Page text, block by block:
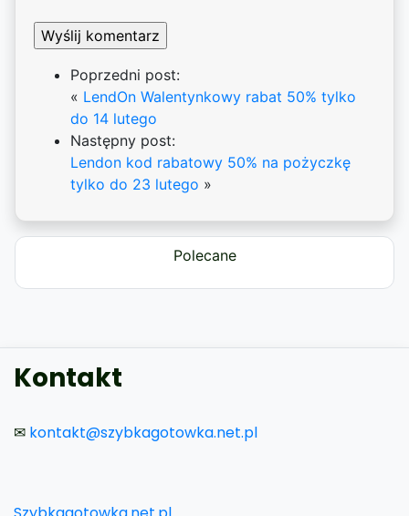
Poprzedni post:
« LendOn Walentynkowy rabat 50% tylko
do 14 lutego
Następny post:
Lendon kod rabatowy 50% na pożyczkę
tylko do 23 lutego »
Polecane
Kontakt
✉ kontakt@szybkagotowka.net.pl